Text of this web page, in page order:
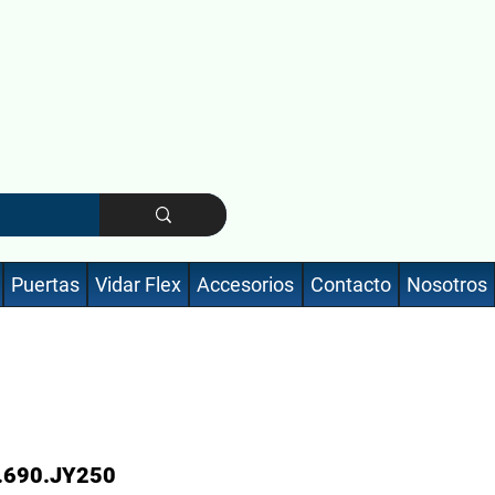
Puertas Vidar Flex Accesorios Contacto Nosotros